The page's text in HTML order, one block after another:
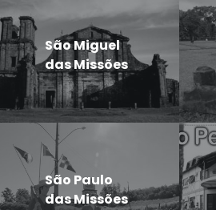
São Miguel
das Missões
São Paulo
das Missões